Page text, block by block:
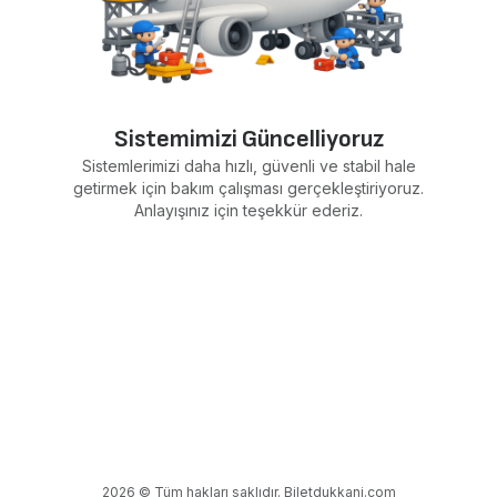
Sistemimizi Güncelliyoruz
Sistemlerimizi daha hızlı, güvenli ve stabil hale
getirmek için bakım çalışması gerçekleştiriyoruz.
Anlayışınız için teşekkür ederiz.
2026 © Tüm hakları saklıdır. Biletdukkani.com